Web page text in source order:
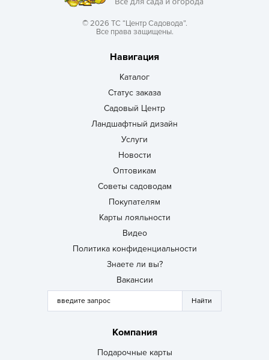
© 2026 ТС “Центр Садовода”.
Все права защищены.
Навигация
Каталог
Статус заказа
Садовый Центр
Ландшафтный дизайн
Услуги
Новости
Оптовикам
Советы садоводам
Покупателям
Карты лояльности
Видео
Политика конфиденциальности
Знаете ли вы?
Вакансии
Компания
Подарочные карты